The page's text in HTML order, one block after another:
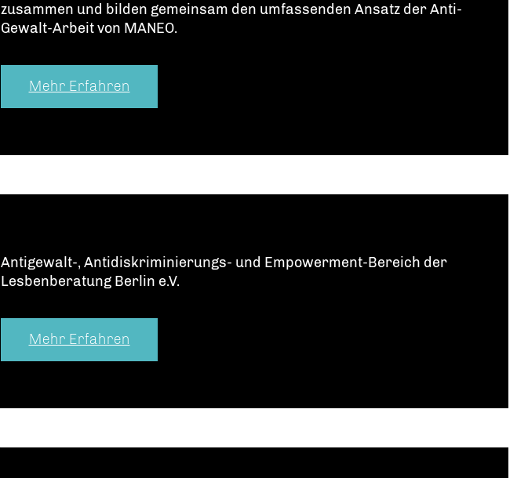
zusammen und bilden gemeinsam den umfassenden Ansatz der Anti-
Gewalt-Arbeit von MANEO.
Mehr Erfahren
Antigewalt-, Anti­dis­kri­mi­nie­rungs- und Empowerment-Bereich der
Lesben­beratung Berlin e.V.
Mehr Erfahren